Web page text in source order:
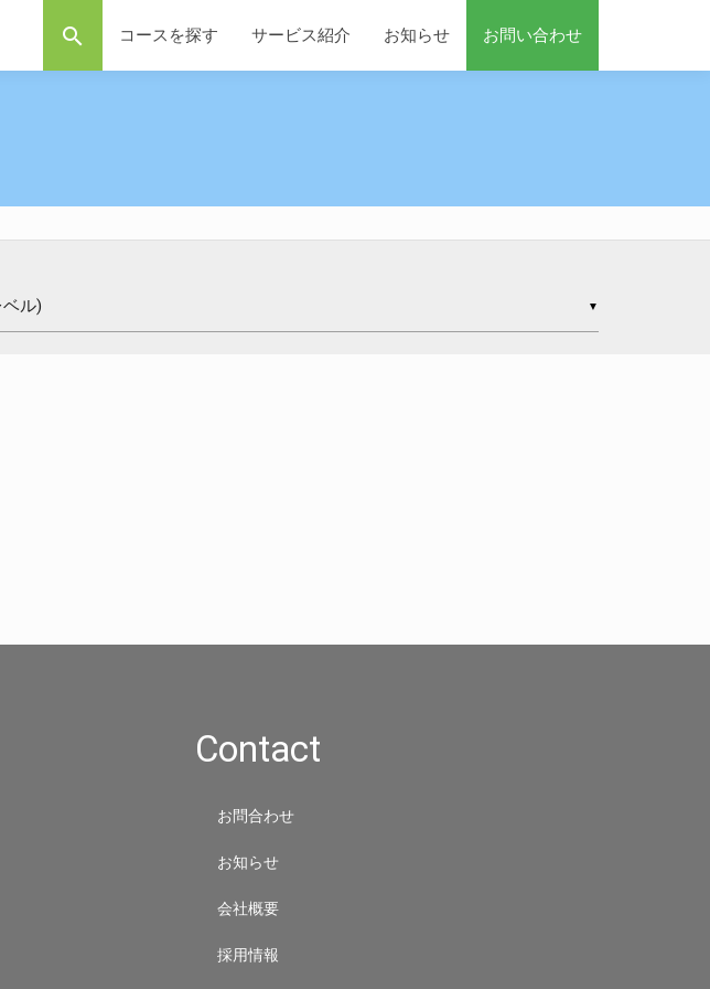
search コースを探す サービス紹介 お知らせ お問い合わせ
▼
Contact
お問合わせ
お知らせ
会社概要
採用情報